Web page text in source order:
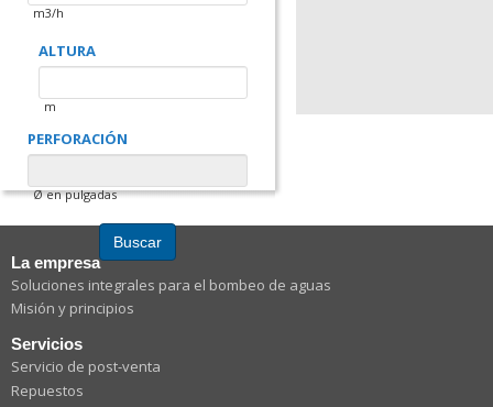
m3/h
ALTURA
m
PERFORACIÓN
Ø en pulgadas
Buscar
La empresa
Soluciones integrales para el bombeo de aguas
Misión y principios
Servicios
Servicio de post-venta
Repuestos